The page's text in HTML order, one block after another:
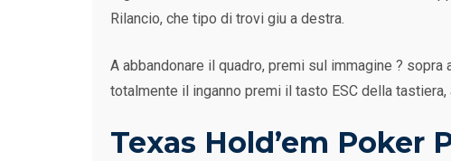
Rilancio, che tipo di trovi giu a destra.
A abbandonare il quadro, premi sul immagine ?
totalmente il inganno premi il tasto ESC della
Texas Hold’em Poker